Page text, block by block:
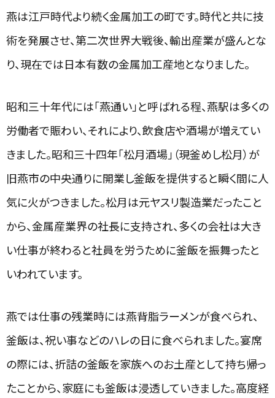
燕は江戸時代より続く金属加工の町です。時代と共に技
術を発展させ、第二次世界大戦後、輸出産業が盛んとな
り、現在では日本有数の金属加工産地となりました。
昭和三十年代には「燕通い」と呼ばれる程、燕駅は多くの
労働者で賑わい、それにより、飲食店や酒場が増えてい
きました。昭和三十四年「松月酒場」（現釜めし松月）が
旧燕市の中央通りに開業し釜飯を提供すると瞬く間に人
気に火がつきました。松月は元ヤスリ製造業だったこと
から、金属産業界の社長に支持され、多くの会社は大き
い仕事が終わると社員を労うために釜飯を振舞ったと
いわれています。
燕では仕事の残業時には燕背脂ラーメンが食べられ、
釜飯は、祝い事などのハレの日に食べられました。宴席
の際には、折詰の釜飯を家族へのお土産として持ち帰っ
たことから、家庭にも釜飯は浸透していきました。高度経